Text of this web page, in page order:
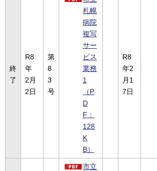
終
了
R8
年
2月
2日
第
8
3
号
札幌
病院
複写
サー
ビス
業務
1
（P
D
F：
128
K
B）
R8
年2
月1
7日
市立